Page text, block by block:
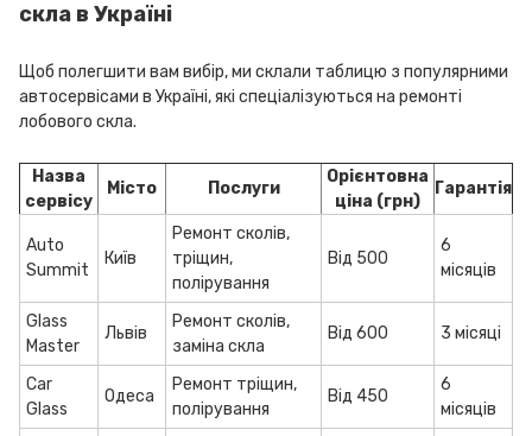
скла в Україні
Щоб полегшити вам вибір, ми склали таблицю з популярними
автосервісами в Україні, які спеціалізуються на ремонті
лобового скла.
Назва
сервісу
Місто Послуги
Орієнтовна
ціна (грн)
Гарантія
Auto
Summit
Київ
Ремонт сколів,
тріщин,
полірування
Від 500
6
місяців
Glass
Master
Львів
Ремонт сколів,
заміна скла
Від 600 3 місяці
Car
Glass
Одеса
Ремонт тріщин,
полірування
Від 450
6
місяців